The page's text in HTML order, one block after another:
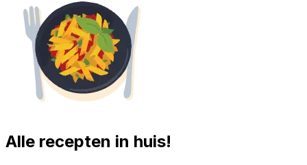
Alle recepten in huis!